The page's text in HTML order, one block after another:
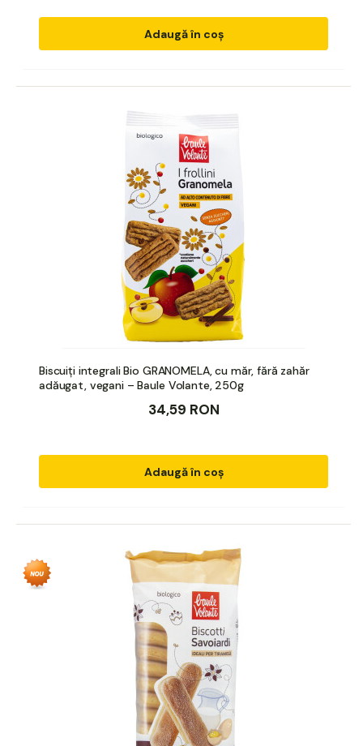
Adaugă în coș
Biscuiți integrali Bio GRANOMELA, cu măr, fără zahăr
adăugat, vegani – Baule Volante, 250g
34,59 RON
Adaugă în coș